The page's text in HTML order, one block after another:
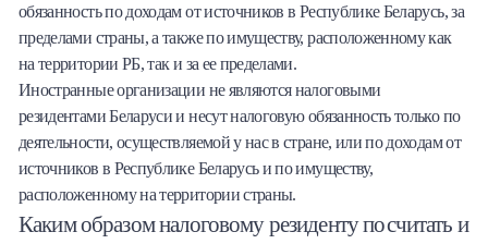
обязанность по доходам от источников в Республике Беларусь, за
пределами страны, а также по имуществу, расположенному как
на территории РБ, так и за ее пределами.
Иностранные организации не являются налоговыми
резидентами Беларуси и несут налоговую обязанность только по
деятельности, осуществляемой у нас в стране, или по доходам от
источников в Республике Беларусь и по имуществу,
расположенному на территории страны.
Каким образом налоговому резиденту посчитать и